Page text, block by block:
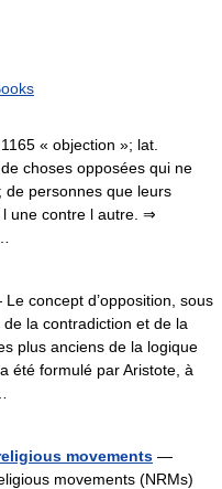
« objection »; lat.
choses opposées qui ne
de personnes que leurs
une contre l autre. ⇒
concept d’opposition, sous
la contradiction et de la
plus anciens de la logique
été formulé par Aristote, à
movements —
movements (NRMs)